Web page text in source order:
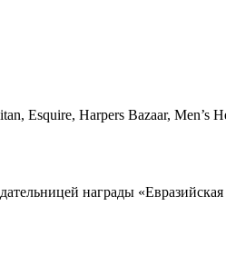
Esquire, Harpers Bazaar, Men’s
награды